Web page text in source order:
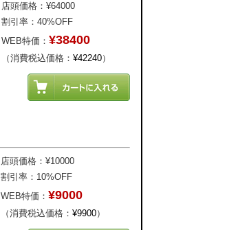
店頭価格：¥64000
割引率：40%OFF
WEB特価： ¥38400
（消費税込価格： ¥42240）
店頭価格：¥10000
割引率：10%OFF
WEB特価： ¥9000
（消費税込価格： ¥9900）